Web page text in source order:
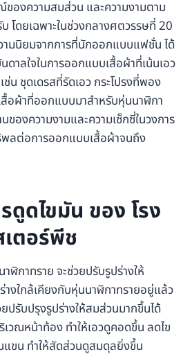
องความสมส่วน และความงามตาม
โดยเฉพาะในช่วงกลางศตวรรษที่ 20
ามนิยมจากการที่นักออกแบบแฟชั่น ได้
ดาลใจในการออกแบบเสื้อผ้าที่เน้นเอว
น ชุดเดรสที่รัดเอว กระโปรงที่พอง
อผ้าที่ออกแบบมาสำหรับหุ่นนาฬิกา
ของความงามและความเซ็กซี่ในวงการ
ลต่อการออกแบบเสื้อผ้าจนถึง
ดูดไขมัน ของ โรง
ตอร์พีช
ฬิกาทราย จะช่วยปรับรูปร่างให้
งใกล้เคียงกับหุ่นนาฬิกาทรายอยู่แล้ว
ปรับปรุงรูปร่างให้สมส่วนมากขึ้นได้
เวณหน้าท้อง ทำให้เอวดูคอดขึ้น ลดไข
ขน ทำให้สัดส่วนดูสมดุลยิ่งขึ้น